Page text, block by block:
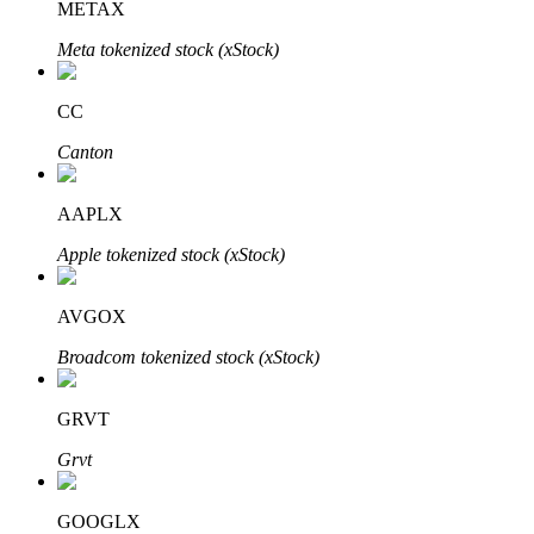
Khóa BTR
Đầu tư độc quyền cho người nắm giữ BTR
Khoản vay
METAX
Meta tokenized stock (xStock)
CC
Canton
AAPLX
Apple tokenized stock (xStock)
AVGOX
Broadcom tokenized stock (xStock)
GRVT
Grvt
GOOGLX